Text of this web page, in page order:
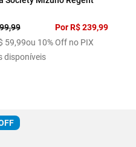
,99 PorR$ 239,99
59,99ou 10% Off no PIX
disponíveis